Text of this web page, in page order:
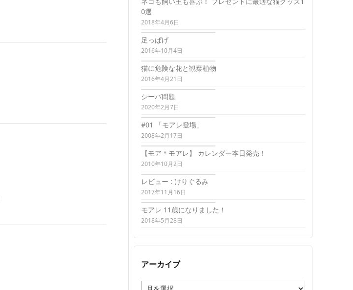
0選
2018年4月6日
足っぱげ
2016年10月4日
猫に危険な花と観葉植物
2016年4月21日
シーバ問題
2020年2月7日
#01 「モアレ登場」
2008年2月17日
【モア＊モアレ】 カレンダー本日発売！
2010年10月2日
レビュー : けりぐるみ
2017年11月16日
モアレ 11歳になりました！
2018年5月28日
アーカイブ